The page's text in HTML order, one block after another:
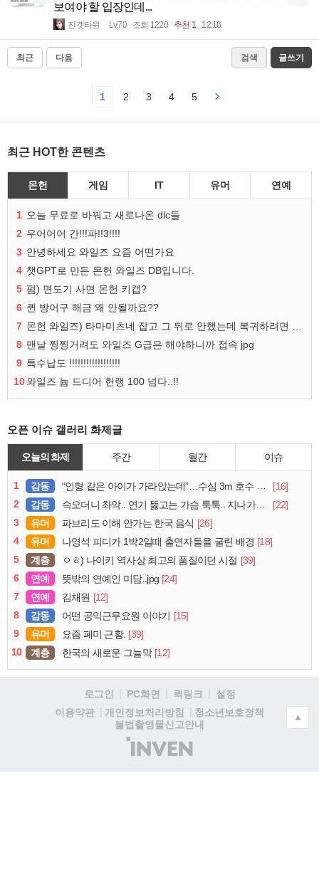
보여야 할 입장인데...
진겟타원 Lv.70 조회 1220 추천 1 12:16
최근 다음 검색 글쓰기
1 2 3 4 5
최근 HOT한 콘텐츠
몬헌 게임 IT 유머 연예
1 오늘 무료로 바꿔고 새로나온 dlc들
2 우어어어 간!!!파!!3!!!!
3 안녕하세요 와일즈 요즘 어떤가요
4 챗GPT로 만든 몬헌 와일즈 DB입니다.
5 펌) 면도기 사면 몬헌 키캡?
6 퀸 방어구 해금 왜 안될까요??
7
몬헌 와일즈) 타마미츠네 잡고 그 뒤로 안했는데 복귀하려면 뭐부터..?
8 맨날 찡찡거려도 와일즈 G급은 해야하니까 접속 jpg
9 특수납도 !!!!!!!!!!!!!!!!!!
10와일즈 늅 드디어 헌랭 100 넘다..!!
오픈 이슈 갤러리 화제글
오늘의 화제 주간 월간 이슈
1 감동 “인형 같은 아이가 가라앉는데”…수심 3m 호수 뛰어든 60대 의인
[16]
2
감동 슥오더니 촤악.. 연기 뚫고는 가슴 툭툭.. 지나가던 아재의 정체
[22]
3
유머 파브리도 이해 안가는 한국 음식 [26]
4
유머 나영석 피디가 1박2일때 출연자들을 굴린 배경 [18]
5
계층 ㅇㅎ) 나이키 역사상 최고의 품질이던 시절 [39]
6
연예 뜻밖의 연예인 미담..jpg [24]
7
연예 김채원 [12]
8
감동 어떤 공익근무요원 이야기 [15]
9
유머 요즘 폐미 근황. [39]
10
계층 한국의 새로운 그늘막 [12]
로그인 PC화면 퀵링크
설정
이용약관
개인정보처리방침
청소년보호정책
불법촬영물신고안내
(주)
인
▲